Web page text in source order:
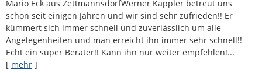
Mario Eck aus ZettmannsdorfWerner Kappler betreut uns
schon seit einigen Jahren und wir sind sehr zufrieden!! Er
kümmert sich immer schnell und zuverlässlich um alle
Angelegenheiten und man erreicht ihn immer sehr schnell!!
Echt ein super Berater!! Kann ihn nur weiter empfehlen!...
[ mehr ]